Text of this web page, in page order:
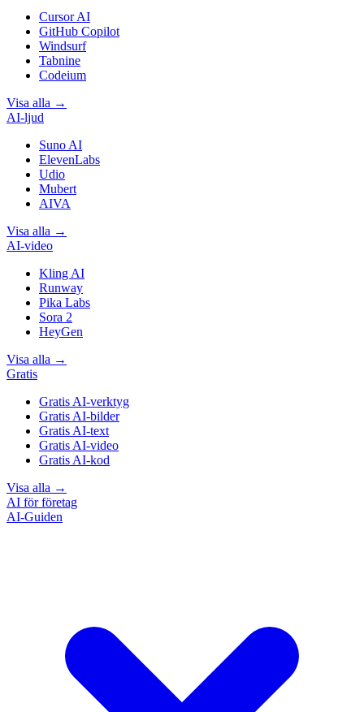
Cursor AI
GitHub Copilot
Windsurf
Tabnine
Codeium
Visa alla →
AI-ljud
Suno AI
ElevenLabs
Udio
Mubert
AIVA
Visa alla →
AI-video
Kling AI
Runway
Pika Labs
Sora 2
HeyGen
Visa alla →
Gratis
Gratis AI-verktyg
Gratis AI-bilder
Gratis AI-text
Gratis AI-video
Gratis AI-kod
Visa alla →
AI för företag
AI-Guiden